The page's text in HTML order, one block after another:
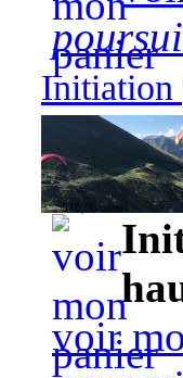
Initiation
570,00 euros
voir